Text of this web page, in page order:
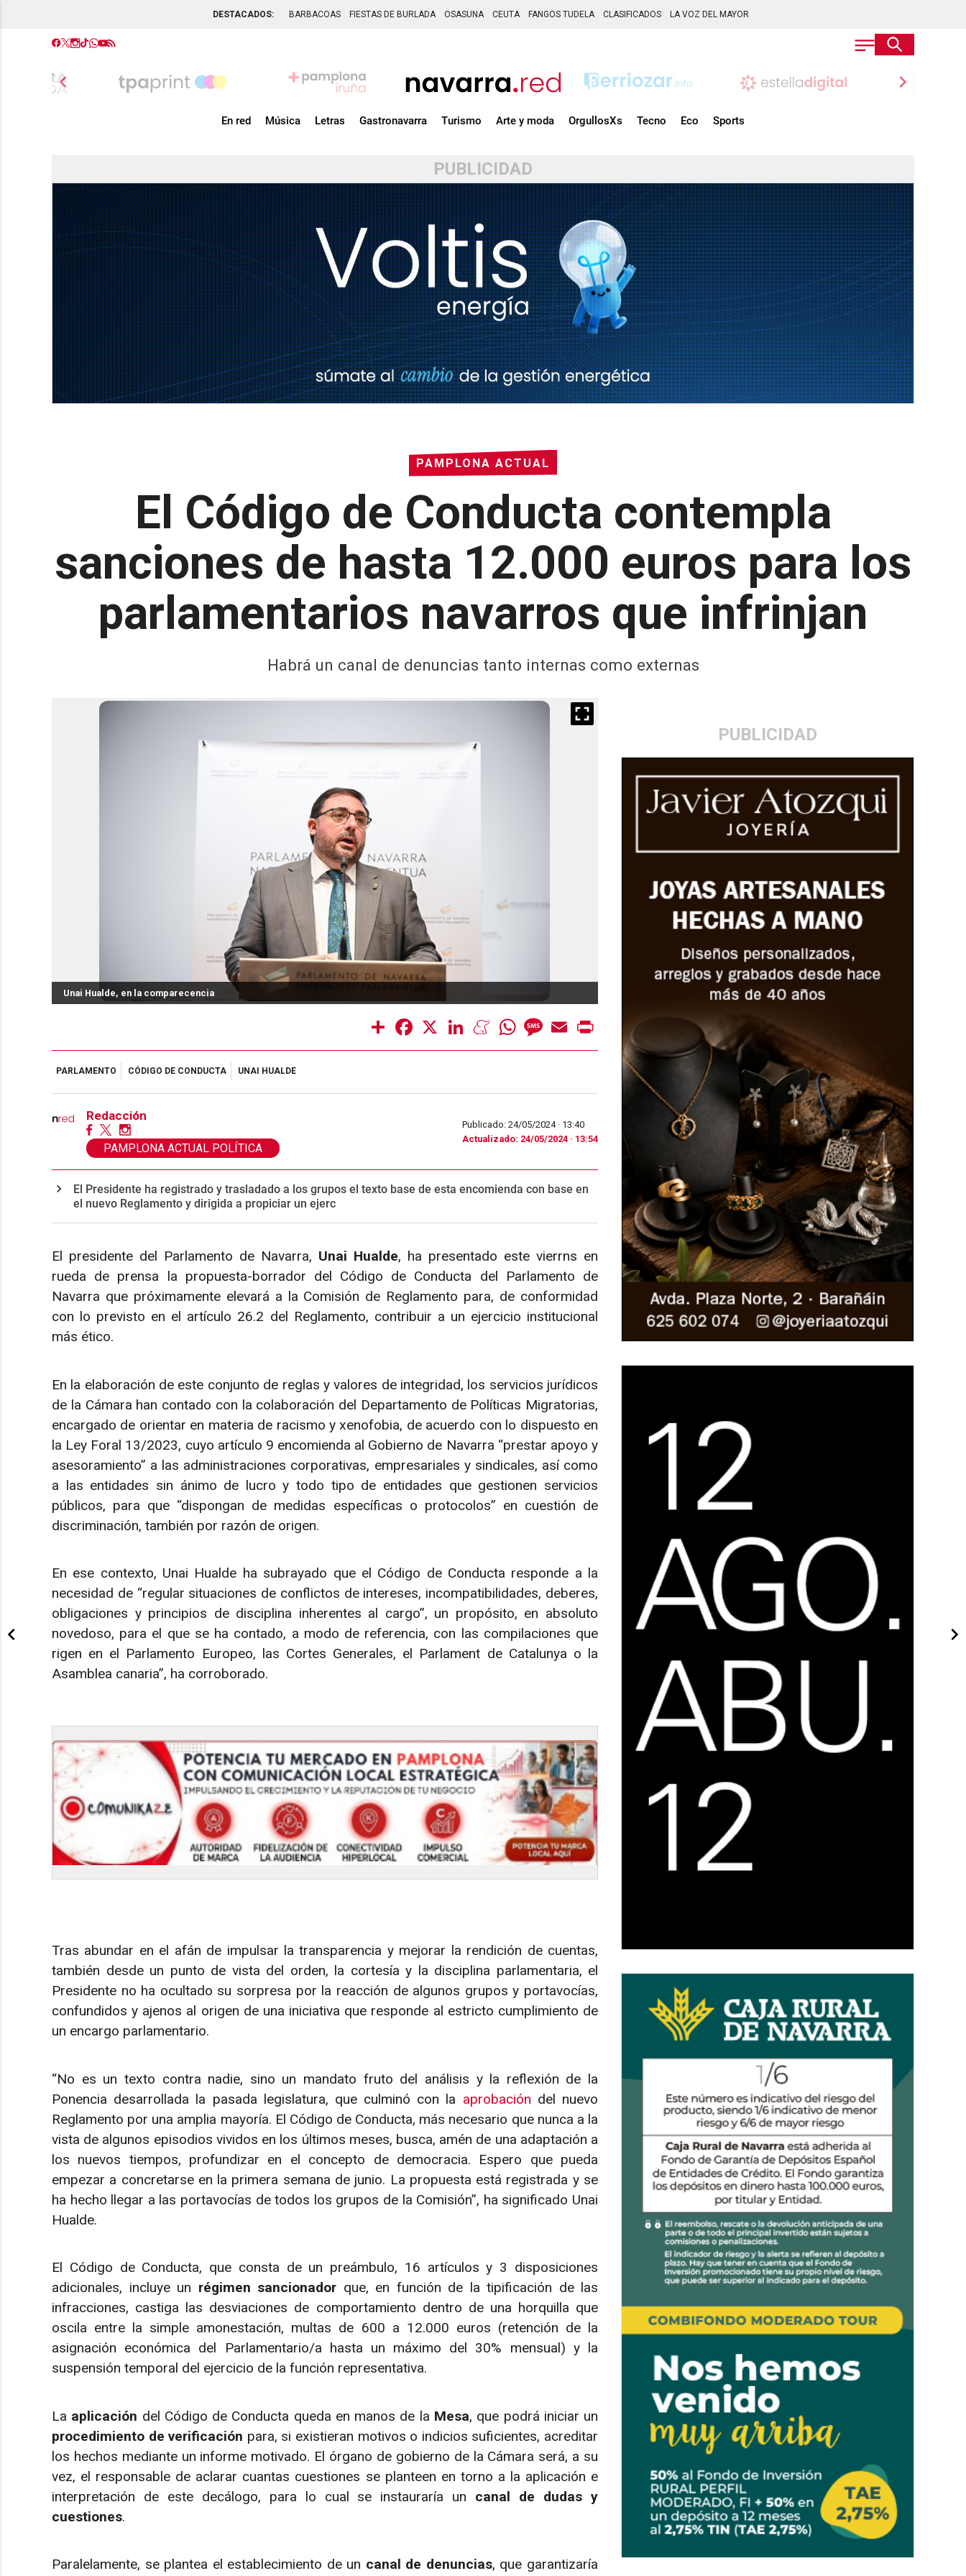
DESTACADOS: BARBACOAS FIESTAS DE BURLADA OSASUNA CEUTA FANGOS TUDELA CLASIFICADOS LA VOZ DEL MAYOR
chevron_left chevron_right
En red Música Letras Gastronavarra Turismo Arte y moda OrgullosXs Tecno Eco Sports
PUBLICIDAD
PAMPLONA ACTUAL
El Código de Conducta contempla
sanciones de hasta 12.000 euros para los
parlamentarios navarros que infrinjan
Habrá un canal de denuncias tanto internas como externas
PUBLICIDAD
Unai Hualde, en la comparecencia Unai Hualde, en la comparecencia
Share Facebook LinkedInMeneameWhatsAppMessage
Email
PARLAMENTO CÓDIGO DE CONDUCTA UNAI HUALDE
Redacción
PAMPLONA ACTUAL POLÍTICA
Publicado: 24/05/2024 · 13:40
Actualizado: 24/05/2024 · 13:54
El Presidente ha registrado y trasladado a los grupos el texto base de esta encomienda con base en
el nuevo Reglamento y dirigida a propiciar un ejerc
El presidente del Parlamento de Navarra, Unai Hualde, ha presentado este vierrns en
rueda de prensa la propuesta-borrador del Código de Conducta del Parlamento de
Navarra que próximamente elevará a la Comisión de Reglamento para, de conformidad
con lo previsto en el artículo 26.2 del Reglamento, contribuir a un ejercicio institucional
más ético.
En la elaboración de este conjunto de reglas y valores de integridad, los servicios jurídicos
de la Cámara han contado con la colaboración del Departamento de Políticas Migratorias,
encargado de orientar en materia de racismo y xenofobia, de acuerdo con lo dispuesto en
la Ley Foral 13/2023, cuyo artículo 9 encomienda al Gobierno de Navarra “prestar apoyo y
asesoramiento” a las administraciones corporativas, empresariales y sindicales, así como
a las entidades sin ánimo de lucro y todo tipo de entidades que gestionen servicios
públicos, para que “dispongan de medidas específicas o protocolos” en cuestión de
discriminación, también por razón de origen.
En ese contexto, Unai Hualde ha subrayado que el Código de Conducta responde a la
necesidad de “regular situaciones de conflictos de intereses, incompatibilidades, deberes,
obligaciones y principios de disciplina inherentes al cargo”, un propósito, en absoluto
novedoso, para el que se ha contado, a modo de referencia, con las compilaciones que
rigen en el Parlamento Europeo, las Cortes Generales, el Parlament de Catalunya o la
Asamblea canaria”, ha corroborado.
Tras abundar en el afán de impulsar la transparencia y mejorar la rendición de cuentas,
también desde un punto de vista del orden, la cortesía y la disciplina parlamentaria, el
Presidente no ha ocultado su sorpresa por la reacción de algunos grupos y portavocías,
confundidos y ajenos al origen de una iniciativa que responde al estricto cumplimiento de
un encargo parlamentario.
“No es un texto contra nadie, sino un mandato fruto del análisis y la reflexión de la
Ponencia desarrollada la pasada legislatura, que culminó con la aprobación del nuevo
Reglamento por una amplia mayoría. El Código de Conducta, más necesario que nunca a la
vista de algunos episodios vividos en los últimos meses, busca, amén de una adaptación a
los nuevos tiempos, profundizar en el concepto de democracia. Espero que pueda
empezar a concretarse en la primera semana de junio. La propuesta está registrada y se
ha hecho llegar a las portavocías de todos los grupos de la Comisión”, ha significado Unai
Hualde.
El Código de Conducta, que consta de un preámbulo, 16 artículos y 3 disposiciones
adicionales, incluye un régimen sancionador que, en función de la tipificación de las
infracciones, castiga las desviaciones de comportamiento dentro de una horquilla que
oscila entre la simple amonestación, multas de 600 a 12.000 euros (retención de la
asignación económica del Parlamentario/a hasta un máximo del 30% mensual) y la
suspensión temporal del ejercicio de la función representativa.
La aplicación del Código de Conducta queda en manos de la Mesa, que podrá iniciar un
procedimiento de verificación para, si existieran motivos o indicios suficientes, acreditar
los hechos mediante un informe motivado. El órgano de gobierno de la Cámara será, a su
vez, el responsable de aclarar cuantas cuestiones se planteen en torno a la aplicación e
interpretación de este decálogo, para lo cual se instauraría un canal de dudas y
cuestiones.
Paralelamente, se plantea el establecimiento de un canal de denuncias, que garantizaría